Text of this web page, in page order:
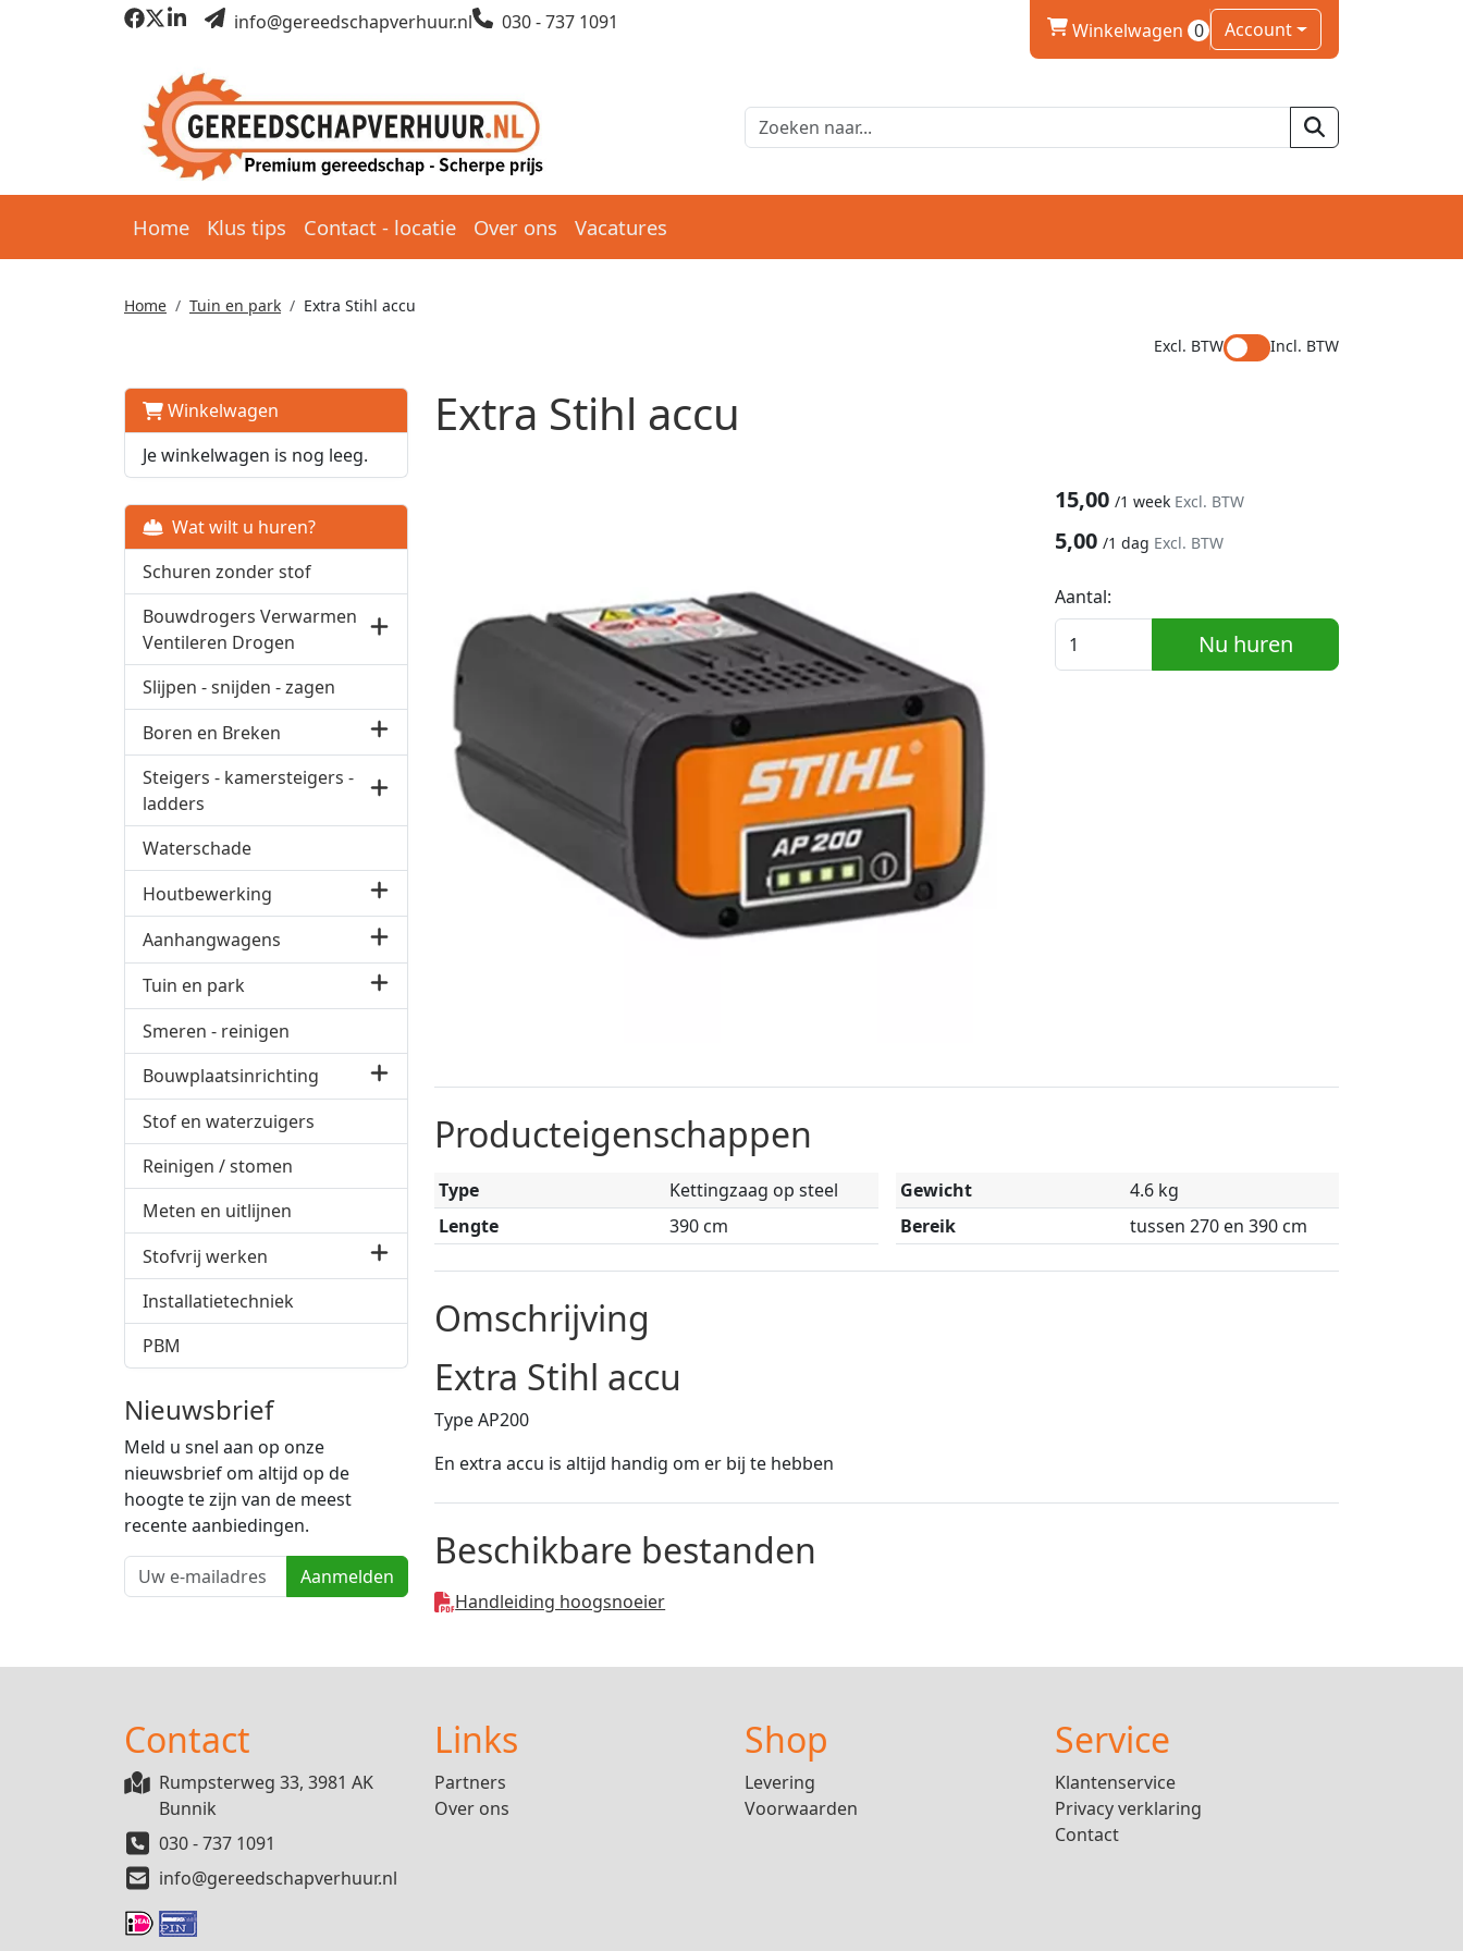
info@gereedschapverhuur.nl 030 - 737 1091 winkelwagen
Winkelwagen 0 Account
Home Klus tips Contact - locatie Over ons Vacatures
Home Tuin en park
Extra Stihl accu
Excl. BTW
Incl. BTW
Winkelwagen
Je winkelwagen is nog leeg.
Wat wilt u huren?
Schuren zonder stof
Bouwdrogers Verwarmen
Ventileren Drogen
Slijpen - snijden - zagen
Boren en Breken
Steigers - kamersteigers -
ladders
Waterschade
Houtbewerking
Aanhangwagens
Tuin en park
Smeren - reinigen
Bouwplaatsinrichting
Stof en waterzuigers
Reinigen / stomen
Meten en uitlijnen
Stofvrij werken
Installatietechniek
PBM
Nieuwsbrief
Meld u snel aan op onze
nieuwsbrief om altijd op de
hoogte te zijn van de meest
recente aanbiedingen.
Aanmelden
Extra Stihl accu
5,00 /1 dag Excl. BTW
15,00 /1 week Excl. BTW
Aantal:
Nu huren
Producteigenschappen
Type
Kettingzaag op steel
Lengte
390 cm
Gewicht
4.6 kg
Bereik
tussen 270 en 390 cm
Omschrijving
Extra Stihl accu
Type AP200
En extra accu is altijd handig om er bij te hebben
Beschikbare bestanden
Handleiding hoogsnoeier
Contact
Rumpsterweg 33, 3981 AK
Bunnik
030 - 737 1091
info@gereedschapverhuur.nl
Links
Partners
Over ons
Shop
Levering
Voorwaarden
Service
Klantenservice
Privacy verklaring
Contact